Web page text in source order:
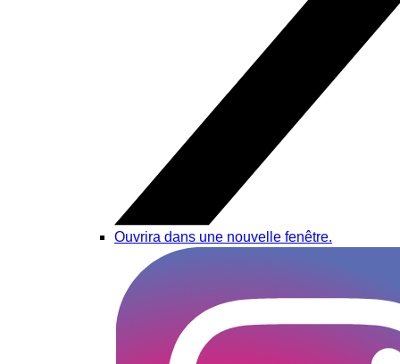
Ouvrira dans une nouvelle fenêtre.